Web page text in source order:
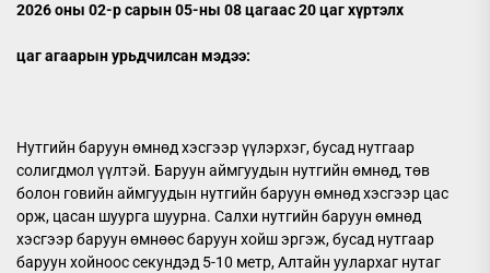
2026 оны 02-р сарын 05-ны 08 цагаас 20 цаг хүртэлх
цаг агаарын урьдчилсан мэдээ:
Нутгийн баруун өмнөд хэсгээр үүлэрхэг, бусад нутгаар
солигдмол үүлтэй. Баруун аймгуудын нутгийн өмнөд, төв
болон говийн аймгуудын нутгийн баруун өмнөд хэсгээр цас
орж, цасан шуурга шуурна. Салхи нутгийн баруун өмнөд
хэсгээр баруун өмнөөс баруун хойш эргэж, бусад нутгаар
баруун хойноос секундэд 5-10 метр, Алтайн уулархаг нутаг